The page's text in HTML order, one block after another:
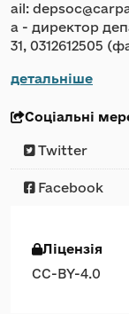
ail:
а - директор
31, 0312612505
детальніше
Соціальні
Twitter
Facebook
Ліцензія
CC-BY-4.0